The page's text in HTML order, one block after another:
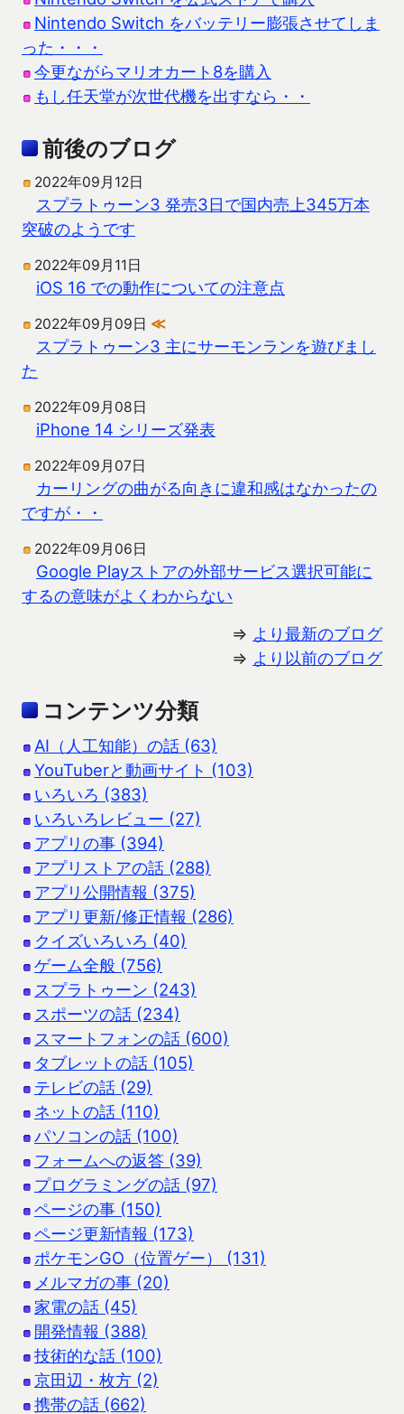
Nintendo Switch をバッテリー膨張させてしま
った・・・
今更ながらマリオカート8を購入
もし任天堂が次世代機を出すなら・・
前後のブログ
2022年09月12日
スプラトゥーン3 発売3日で国内売上345万本
突破のようです
2022年09月11日
iOS 16 での動作についての注意点
2022年09月09日 ≪
スプラトゥーン3 主にサーモンランを遊びまし
た
2022年09月08日
iPhone 14 シリーズ発表
2022年09月07日
カーリングの曲がる向きに違和感はなかったの
ですが・・
2022年09月06日
Google Playストアの外部サービス選択可能に
するの意味がよくわからない
⇒ より最新のブログ
⇒ より以前のブログ
コンテンツ分類
AI（人工知能）の話 (63)
YouTuberと動画サイト (103)
いろいろ (383)
いろいろレビュー (27)
アプリの事 (394)
アプリストアの話 (288)
アプリ公開情報 (375)
アプリ更新/修正情報 (286)
クイズいろいろ (40)
ゲーム全般 (756)
スプラトゥーン (243)
スポーツの話 (234)
スマートフォンの話 (600)
タブレットの話 (105)
テレビの話 (29)
ネットの話 (110)
パソコンの話 (100)
フォームへの返答 (39)
プログラミングの話 (97)
ページの事 (150)
ページ更新情報 (173)
ポケモンGO（位置ゲー） (131)
メルマガの事 (20)
家電の話 (45)
開発情報 (388)
技術的な話 (100)
京田辺・枚方 (2)
携帯の話 (662)